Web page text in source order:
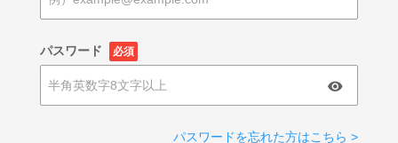
パスワード 必須
パスワードを忘れた方はこちら >